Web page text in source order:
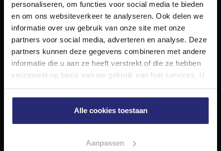
personaliseren, om functies voor social media te bieden
en om ons websiteverkeer te analyseren. Ook delen we
informatie over uw gebruik van onze site met onze
partners voor social media, adverteren en analyse. Deze
partners kunnen deze gegevens combineren met andere
informatie die u aan ze heeft verstrekt of die ze hebben
verzameld op basis van uw gebruik van hun services. U
gaat akkoord met onze cookies als u onze website blijft
gebruiken.
Alle cookies toestaan
Aanpassen
decennialange ervaring in het vak en diepgaande kennis
van de huizenmarkt in Haarlem en omstreken.
Volg ons op
Diensten
Aankoop
Meer informatie over